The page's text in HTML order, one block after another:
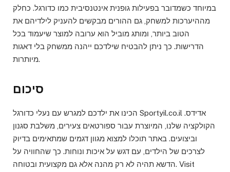
במיוחד כשמדובר בפעילות גופנית אינטנסיבית כמו כדורגל. כחלק
מההיערכות למשחק, גם ההורים מבקשים להעניק לילדיהם את
הטוב ביותר, ומותג מוביל הוא ערובה למוצר שיעמוד בכל
הדרישות. כך ניתן להבטיח שילדכם ייהנה ממשחק בלי דאגות
מיותרות.
סיכום
הכינו את ילדכם למגרש עם נעלי כדורגל Sportyil.co.il אדידס.
הקולקציה שלנו, המיוצרת עבור ספורטאים צעירים, משלבת סגנון
וביצועים. באתר תוכלו למצוא מגוון דגמים שמתאימים בדיוק
לצרכים של הילדים, עם דגש על איכות ונוחות. כך שהחוויה על
הדשא תהיה לא רק מהנה אלא גם מקצועית ובטוחה. Visit